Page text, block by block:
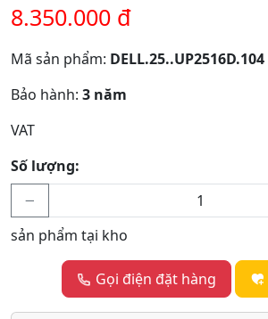
8.350.000 đ
Mã sản phẩm: DELL.25..UP2516D.104
Bảo hành: 3 năm
VAT
Số lượng:
sản phẩm tại kho
Gọi điện đặt hàng